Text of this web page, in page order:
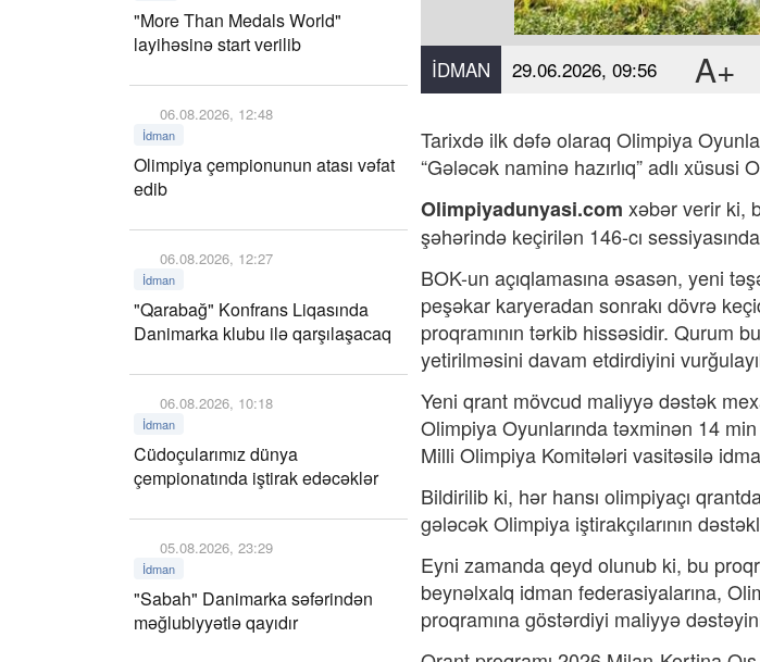
"More Than Medals World"
layihəsinə start verilib
06.08.2026, 12:48
İdman
Olimpiya çempionunun atası vəfat
edib
06.08.2026, 12:27
İdman
"Qarabağ" Konfrans Liqasında
Danimarka klubu ilə qarşılaşacaq
06.08.2026, 10:18
İdman
Cüdoçularımız dünya
çempionatında iştirak edəcəklər
05.08.2026, 23:29
İdman
"Sabah" Danimarka səfərindən
məğlubiyyətlə qayıdır
İDMAN 29.06.2026, 09:56 A+
Tarixdə ilk dəfə olaraq Olimpiya
“Gələcək naminə hazırlıq” adlı xüsusi
Olimpiyadunyasi.com xəbər verir ki,
şəhərində keçirilən 146-cı
BOK-un açıqlamasına əsasən, yeni
peşəkar karyeradan sonrakı dövrə
proqramının tərkib hissəsidir. Qurum
yetirilməsini davam etdirdiyini
Yeni qrant mövcud maliyyə dəstək
Olimpiya Oyunlarında təxminən 14
Milli Olimpiya Komitələri vasitəsilə
Bildirilib ki, hər hansı olimpiyaçı
gələcək Olimpiya iştirakçılarının
Eyni zamanda qeyd olunub ki, bu
beynəlxalq idman federasiyalarına,
proqramına göstərdiyi maliyyə